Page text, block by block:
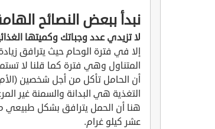
نبدأ ببعض النصائح
لا تزيدي عدد وجباتك وكميتها
إلا في فترة الوحام حيث يترافق
المتناول وهي فترة كما قلنا لا
أن الحامل تأكل من أجل شخصين
التغذية هي البدانة والسمنة غير
هنا أن الحمل يترافق بشكل طبيعي
عشر كيلو غرام.